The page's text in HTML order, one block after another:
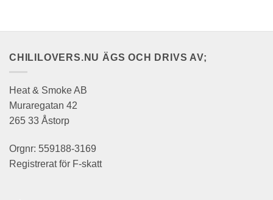
CHILILOVERS.NU ÄGS OCH DRIVS AV;
Heat & Smoke AB
Muraregatan 42
265 33 Åstorp
Orgnr: 559188-3169
Registrerat för F-skatt